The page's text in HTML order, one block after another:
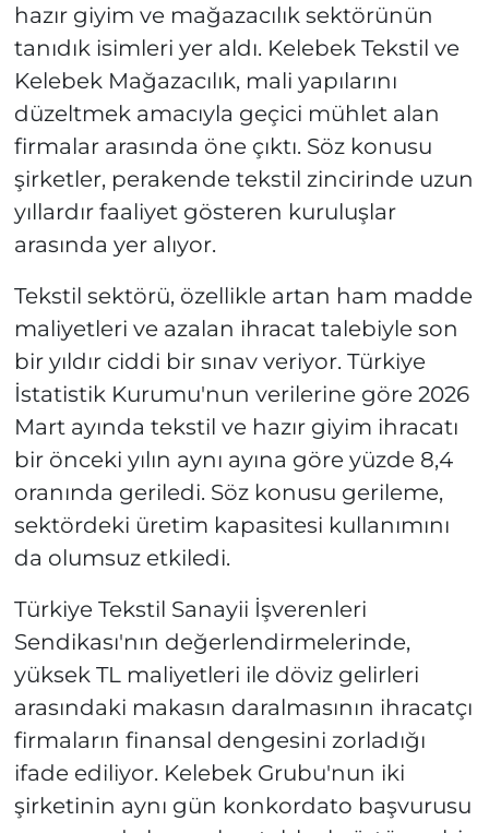
hazır giyim ve mağazacılık sektörünün
tanıdık isimleri yer aldı. Kelebek Tekstil ve
Kelebek Mağazacılık, mali yapılarını
düzeltmek amacıyla geçici mühlet alan
firmalar arasında öne çıktı. Söz konusu
şirketler, perakende tekstil zincirinde uzun
yıllardır faaliyet gösteren kuruluşlar
arasında yer alıyor.
Tekstil sektörü, özellikle artan ham madde
maliyetleri ve azalan ihracat talebiyle son
bir yıldır ciddi bir sınav veriyor. Türkiye
İstatistik Kurumu'nun verilerine göre 2026
Mart ayında tekstil ve hazır giyim ihracatı
bir önceki yılın aynı ayına göre yüzde 8,4
oranında geriledi. Söz konusu gerileme,
sektördeki üretim kapasitesi kullanımını
da olumsuz etkiledi.
Türkiye Tekstil Sanayii İşverenleri
Sendikası'nın değerlendirmelerinde,
yüksek TL maliyetleri ile döviz gelirleri
arasındaki makasın daralmasının ihracatçı
firmaların finansal dengesini zorladığı
ifade ediliyor. Kelebek Grubu'nun iki
şirketinin aynı gün konkordato başvurusu